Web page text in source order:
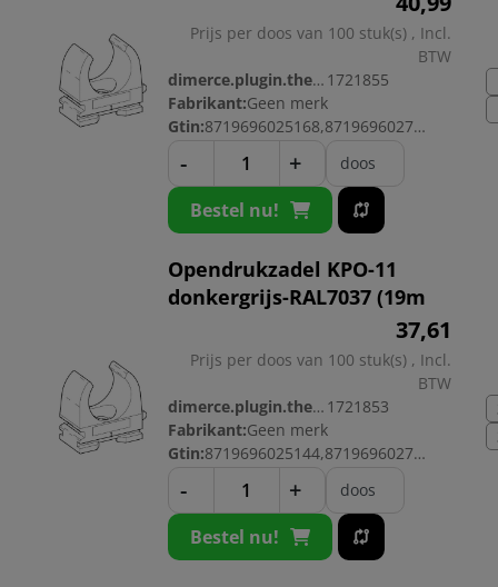
Prijs per doos van 100 stuk(s) , Incl.
BTW
dimerce.plugin.theme.productnr: 1721855
Fabrikant:Geen merk
Gtin:
8719696025168,8719696027582
- + doos
Bestel nu!
Opendrukzadel KPO-11
donkergrijs-RAL7037 (19m
37,61
Prijs per doos van 100 stuk(s) , Incl.
BTW
dimerce.plugin.theme.productnr: 1721853
Fabrikant:Geen merk
Gtin:
8719696025144,8719696027568
- + doos
Bestel nu!